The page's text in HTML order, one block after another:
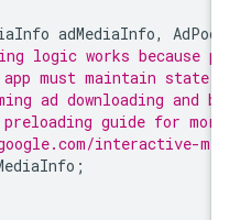
adMediaInfo,
logic works because
app must maintain
ad downloading and
preloading guide for
interactive-
adMediaInfo